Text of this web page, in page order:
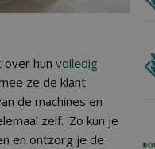
over hun volledig
ze de klant
de machines en
zelf. 'Zo kun je
en ontzorg je de